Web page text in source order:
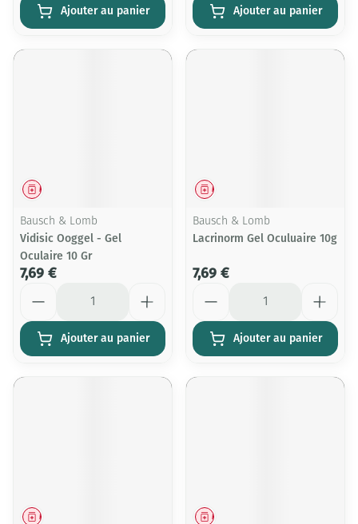
Ajouter au panier Ajouter au panier
Médicament
Bausch & Lomb
Vidisic Ooggel - Gel
Oculaire 10 Gr
7,69 €
Ajouter au panier
Médicament
Bausch & Lomb
Lacrinorm Gel Oculuaire 10g
7,69 €
Ajouter au panier
Médicament Médicament